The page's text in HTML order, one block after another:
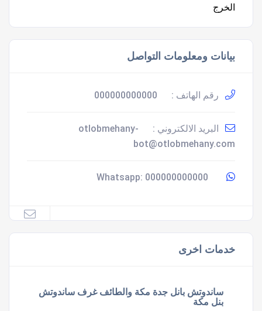
الخرج
بيانات ومعلومات التواصل
رقم الهاتف : 000000000000
البريد الالكتروني :
otlobmehany-
bot@otlobmehany.com
000000000000
خدمات اخرى
ساندوتش بانل جدة مكة والطائف غرف ساندوتش
بنل مكة